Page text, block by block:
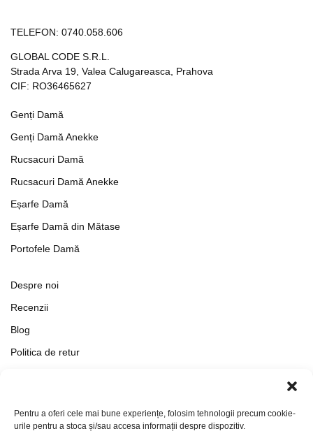
Pentru a oferi cele mai bune experiențe, folosim tehnologii precum cookie-
urile pentru a stoca și/sau accesa informații despre dispozitiv.
TELEFON: 0740.058.606
GLOBAL CODE S.R.L.
Strada Arva 19, Valea Calugareasca, Prahova
CIF: RO36465627
Genți Damă
Genți Damă Anekke
Rucsacuri Damă
Rucsacuri Damă Anekke
Eșarfe Damă
Eșarfe Damă din Mătase
Portofele Damă
Despre noi
Recenzii
Blog
Politica de retur
Politica de Confidențialitate